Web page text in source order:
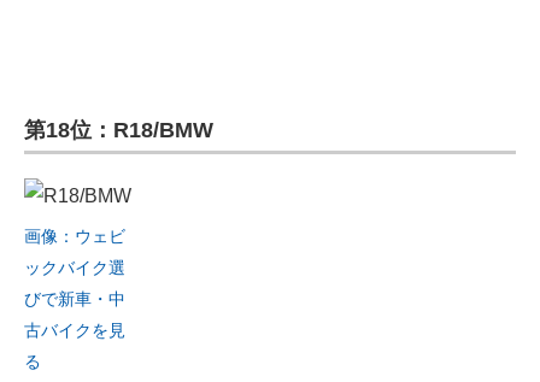
第18位：R18/BMW
画像：ウェビ
ックバイク選
びで新車・中
古バイクを見
る